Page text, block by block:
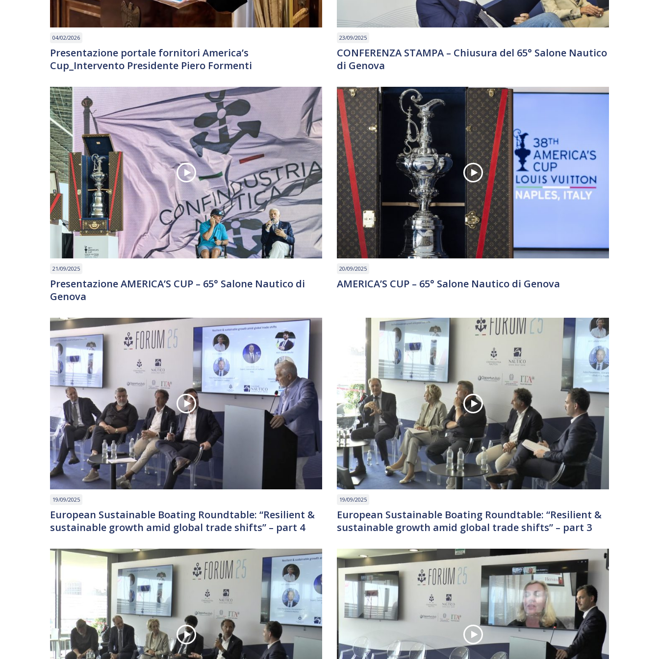
04/02/2026
Presentazione portale fornitori America’s
Cup_Intervento Presidente Piero Formenti
23/09/2025
CONFERENZA STAMPA – Chiusura del 65° Salone Nautico
di Genova
21/09/2025
Presentazione AMERICA’S CUP – 65° Salone Nautico di
Genova
20/09/2025
AMERICA’S CUP – 65° Salone Nautico di Genova
19/09/2025
European Sustainable Boating Roundtable: “Resilient &
sustainable growth amid global trade shifts” – part 4
19/09/2025
European Sustainable Boating Roundtable: “Resilient &
sustainable growth amid global trade shifts” – part 3